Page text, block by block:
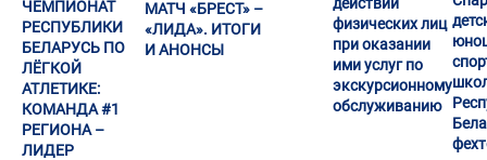
ЧЕМПИОНАТ
РЕСПУБЛИКИ
БЕЛАРУСЬ ПО
ЛЁГКОЙ
АТЛЕТИКЕ:
КОМАНДА #1
РЕГИОНА –
ЛИДЕР
МАТЧ «БРЕСТ» –
«ЛИДА». ИТОГИ
И АНОНСЫ
физических лиц
при оказании
ими услуг по
экскурсионному
обслуживанию